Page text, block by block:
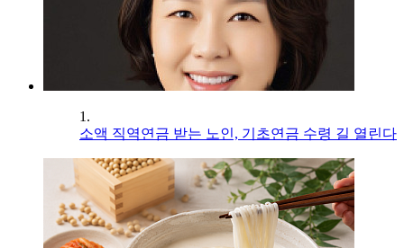
1.
소액 직역연금 받는 노인, 기초연금 수령 길 열린다